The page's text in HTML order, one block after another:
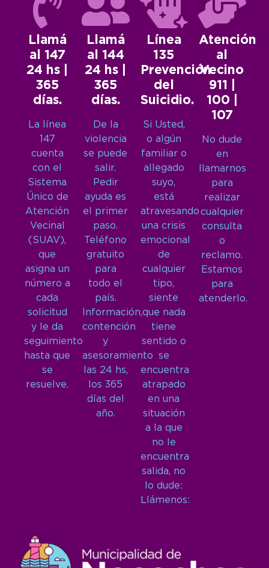
Llamá
al 147
24 hs |
365
días.
La línea
147
cuenta
con el
Sistema
Único de
Atención
Vecinal
(SUAV),
que
asigna un
número a
cada
solicitud
y le da
seguimiento
hasta que
se
resuelve.
Llamá
al 144
24 hs |
365
días.
De la
violencia
se puede
salir.
Pedir
ayuda es
el primer
paso.
Teléfono
gratuito
para
todo el
país.
Información,
contención
y
asesoramiento
las 24 hs,
los 365
días del
año.
Línea
135
Prevención
del
Suicidio.
Si Usted,
o algún
familiar o
allegado
suyo,
está
atravesando
una crisis
emocional
de
cualquier
tipo,
siente
que nada
tiene
sentido o
se
encuentra
atrapado
en una
situación
a la que
no le
encuentra
salida, no
lo dude:
Llámenos:
Atención
al
Vecino
911 |
100 |
107
No dude
en
llamarnos
para
realizar
cualquier
consulta
o
reclamo.
Estamos
para
atenderlo.